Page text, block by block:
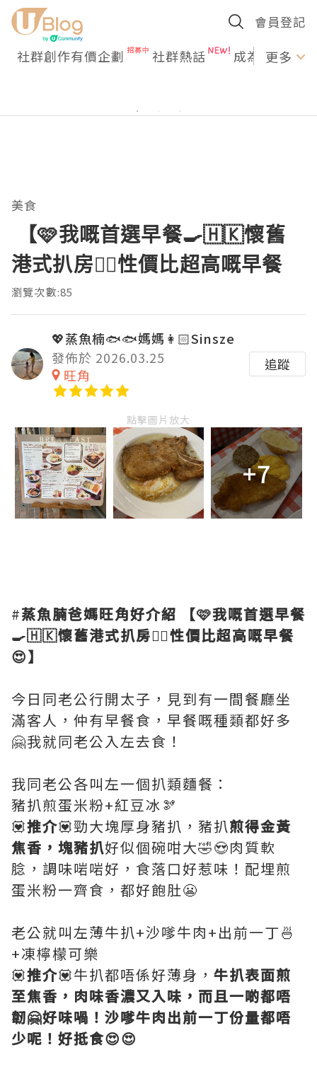
會員登記
社群創作有價企劃 社群熱話 成為U更多
美食
【🩷我嘅首選早餐🍳🇭🇰懷舊
港式扒房👍🏻性價比超高嘅早餐
瀏覽次數:85
💖蒸魚楠🐟🐟媽媽👩🏻Sinsze
發佈於 2026.03.25
旺角
追蹤
點擊圖片放大
+7
#蒸魚腩爸媽旺角好介紹
【🩷我嘅首選早餐
🍳🇭🇰懷舊港式扒房👍🏻性價比超高嘅早餐
😍】
今日同老公行開太子，見到有一間餐廳坐
滿客人，仲有早餐食，早餐嘅種類都好多
🤗我就同老公入左去食！
我同老公各叫左一個扒類麵餐：
豬扒煎蛋米粉+紅豆冰🫘
💟推介💟勁大塊厚身豬扒，豬扒煎得金黃
焦香，塊豬扒好似個碗咁大🤣😍肉質軟
腍，調味啱啱好，食落口好惹味！配埋煎
蛋米粉一齊食，都好飽肚😬
老公就叫左薄牛扒+沙嗲牛肉+出前一丁🍜
+凍檸檬可樂
💟推介💟牛扒都唔係好薄身， 牛扒表面煎
至焦香，肉味香濃又入味，而且一啲都唔
韌🤗好味喎！沙嗲牛肉出前一丁份量都唔
少呢！好抵食😍😍